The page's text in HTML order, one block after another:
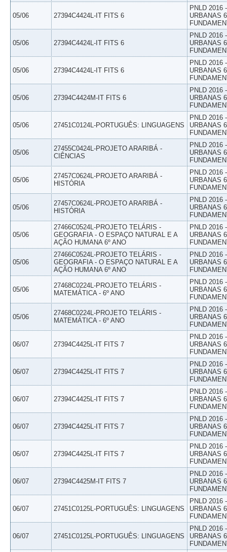
05/06 27394C4424L-IT FITS 6
PNLD 2016
URBANAS
05/06 27394C4424L-IT FITS 6
PNLD 2016
URBANAS
05/06 27394C4424L-IT FITS 6
PNLD 2016
URBANAS
05/06 27394C4424M-IT FITS 6
PNLD 2016
URBANAS
05/06 27451C0124L-PORTUGUÊS: LINGUAGENS
PNLD 2016
URBANAS
05/06
27455C0424L-PROJETO ARARIBÁ -
CIÊNCIAS
PNLD 2016
URBANAS
05/06
27457C0624L-PROJETO ARARIBÁ -
HISTÓRIA
PNLD 2016
URBANAS
05/06
27457C0624L-PROJETO ARARIBÁ -
HISTÓRIA
PNLD 2016
URBANAS
05/06
27466C0524L-PROJETO TELÁRIS -
GEOGRAFIA - O ESPAÇO NATURAL E A
AÇÃO HUMANA 6º ANO
PNLD 2016
URBANAS
05/06
27466C0524L-PROJETO TELÁRIS -
GEOGRAFIA - O ESPAÇO NATURAL E A
AÇÃO HUMANA 6º ANO
PNLD 2016
URBANAS
05/06
27468C0224L-PROJETO TELÁRIS -
MATEMÁTICA - 6º ANO
PNLD 2016
URBANAS
05/06
27468C0224L-PROJETO TELÁRIS -
MATEMÁTICA - 6º ANO
PNLD 2016
URBANAS
06/07 27394C4425L-IT FITS 7
PNLD 2016
URBANAS
06/07 27394C4425L-IT FITS 7
PNLD 2016
URBANAS
06/07 27394C4425L-IT FITS 7
PNLD 2016
URBANAS
06/07 27394C4425L-IT FITS 7
PNLD 2016
URBANAS
06/07 27394C4425L-IT FITS 7
PNLD 2016
URBANAS
06/07 27394C4425M-IT FITS 7
PNLD 2016
URBANAS
06/07 27451C0125L-PORTUGUÊS: LINGUAGENS
PNLD 2016
URBANAS
06/07 27451C0125L-PORTUGUÊS: LINGUAGENS
PNLD 2016
URBANAS